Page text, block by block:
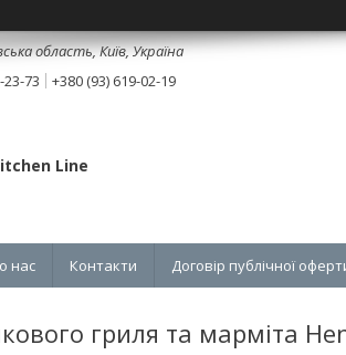
область, Київ, Україна
23-73 +380 (93) 619-02-19
Line
нас Контакти Договір публічної
гриля та марміта